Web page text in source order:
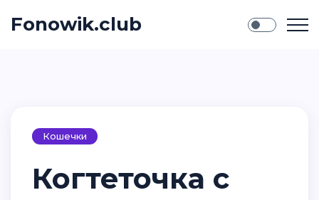
Fonowik.club
Кошечки
Когтеточка с